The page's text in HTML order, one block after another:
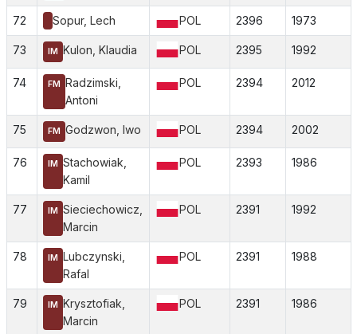
72 Sopur, Lech POL 2396 1973
73 IM Kulon, Klaudia POL 2395 1992
74 FM Radzimski,
Antoni
POL 2394 2012
75 FM Godzwon, Iwo POL 2394 2002
76 IM Stachowiak,
Kamil
POL 2393 1986
77 IM Sieciechowicz,
Marcin
POL 2391 1992
78 IM Lubczynski,
Rafal
POL 2391 1988
79 IM Krysztofiak,
Marcin
POL 2391 1986